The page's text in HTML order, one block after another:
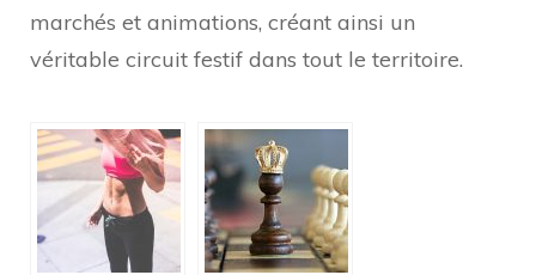
marchés et animations, créant ainsi un
véritable circuit festif dans tout le territoire.